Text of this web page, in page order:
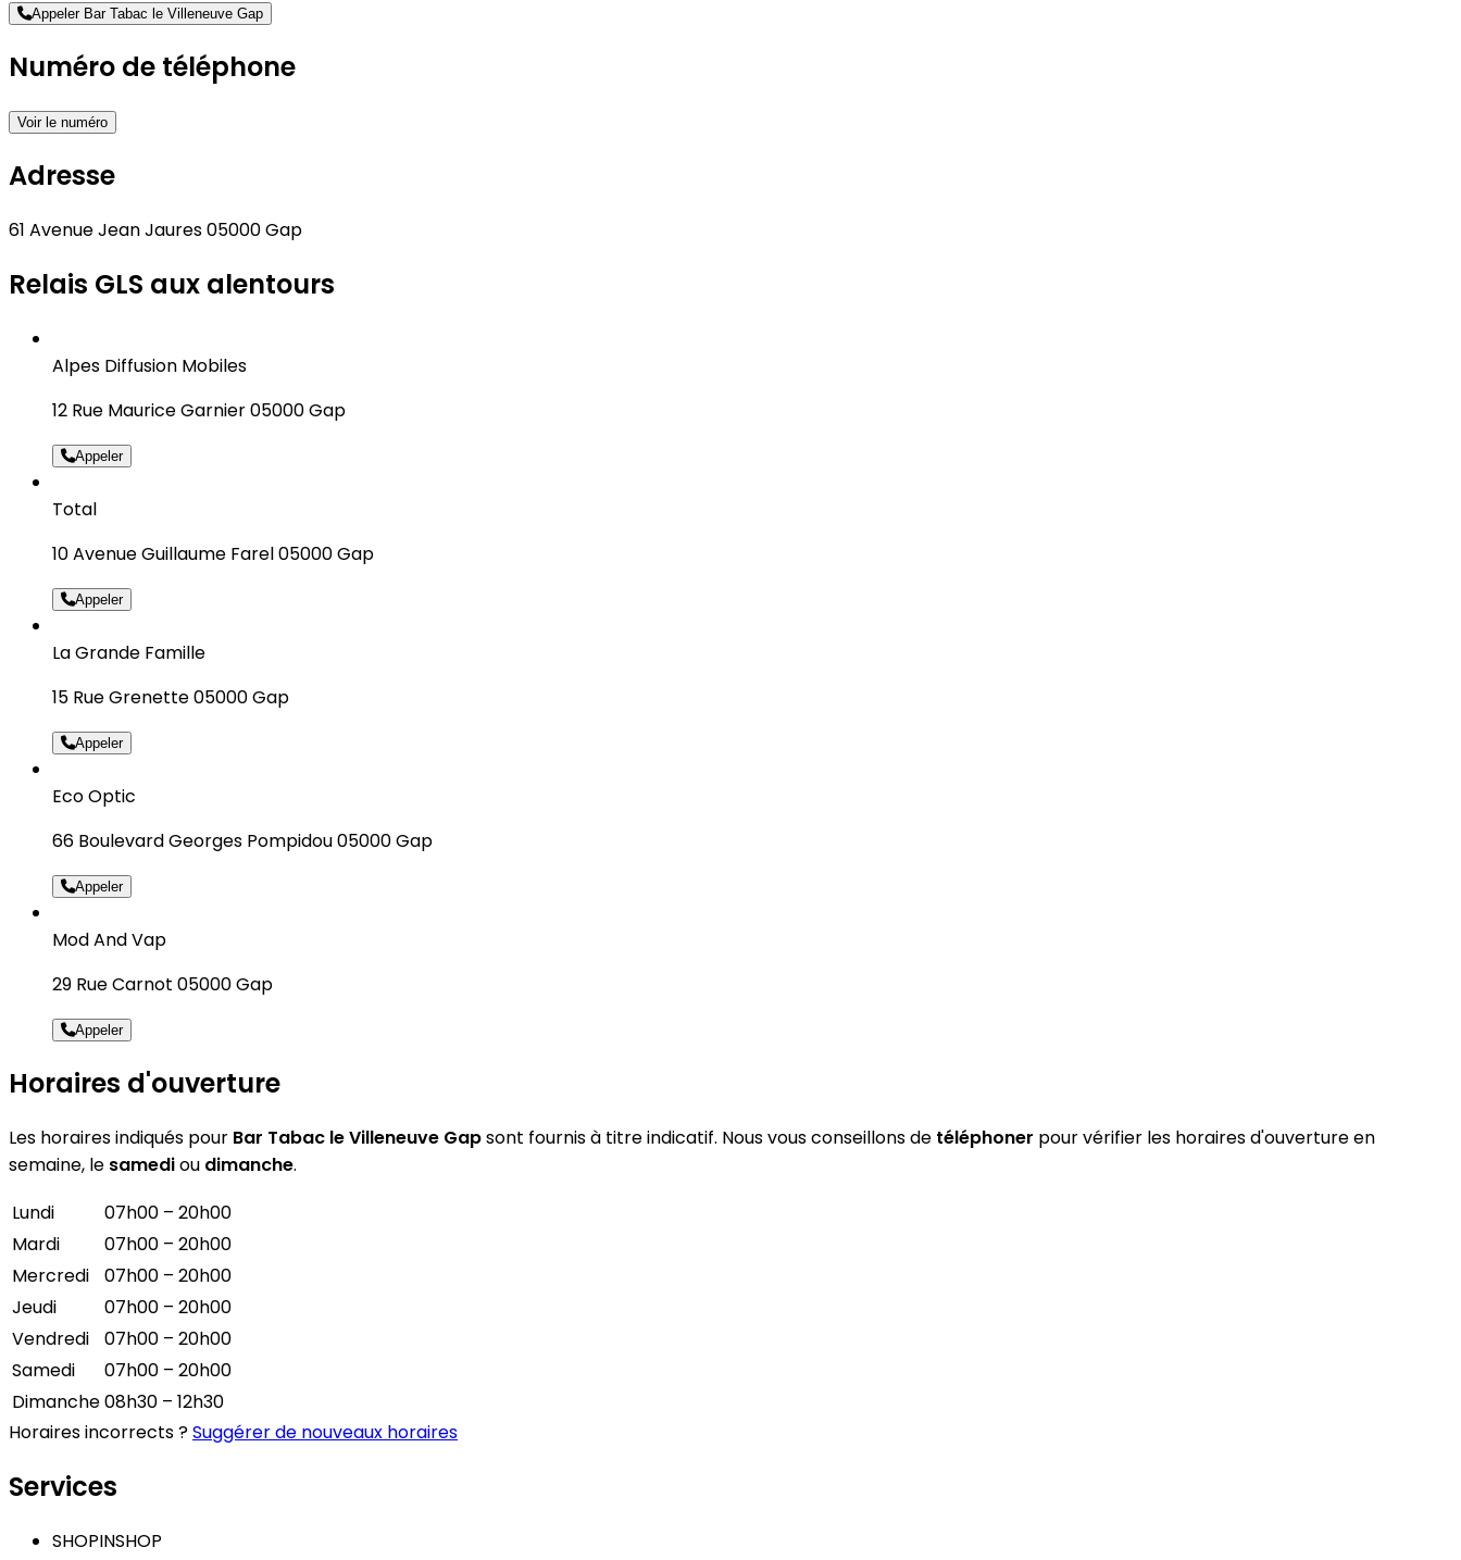
Appeler Bar Tabac le Villeneuve Gap
Numéro de téléphone
Voir le numéro
Adresse
61 Avenue Jean Jaures 05000 Gap
Relais GLS aux alentours
Alpes Diffusion Mobiles
12 Rue Maurice Garnier 05000 Gap
Appeler
Total
10 Avenue Guillaume Farel 05000 Gap
Appeler
La Grande Famille
15 Rue Grenette 05000 Gap
Appeler
Eco Optic
66 Boulevard Georges Pompidou 05000 Gap
Appeler
Mod And Vap
29 Rue Carnot 05000 Gap
Appeler
Horaires d'ouverture
Les horaires indiqués pour Bar Tabac le Villeneuve Gapsont fournis à titre indicatif. Nous vous conseillons de téléphoner pour vérifier les horaires d'ouverture en
semaine, le samediou dimanche.
Lundi
07h00 – 20h00
Mardi
07h00 – 20h00
Mercredi
07h00 – 20h00
Jeudi
07h00 – 20h00
Vendredi
07h00 – 20h00
Samedi
07h00 – 20h00
Dimanche08h30 – 12h30
Horaires incorrects ?Suggérer de nouveaux horaires
Services
SHOPINSHOP